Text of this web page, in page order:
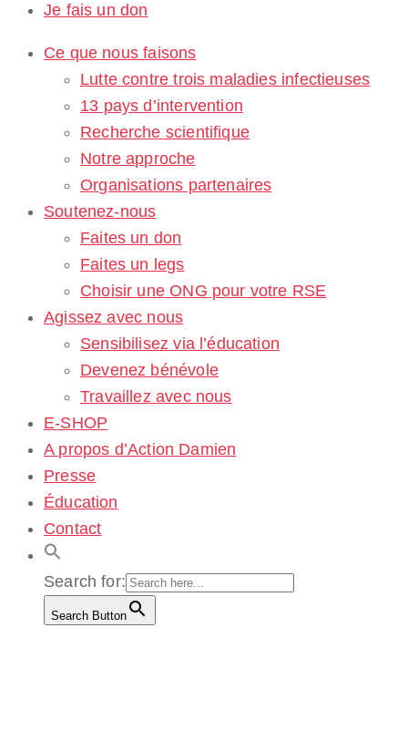
Je fais un don
Ce que nous faisons
Lutte contre trois maladies infectieuses
13 pays d’intervention
Recherche scientifique
Notre approche
Organisations partenaires
Soutenez-nous
Faites un don
Faites un legs
Choisir une ONG pour votre RSE
Agissez avec nous
Sensibilisez via l’éducation
Devenez bénévole
Travaillez avec nous
E-SHOP
A propos d’Action Damien
Presse
Éducation
Contact
Search for:
Search Button